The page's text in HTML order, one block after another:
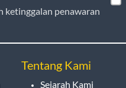
ketinggalan penawaran
Tentang Kami
Sejarah Kami